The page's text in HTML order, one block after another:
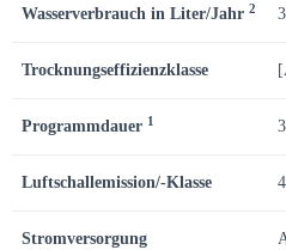
Wasserverbrauch in Liter/Jahr 2
Trocknungseffizienzklasse
Programmdauer 1
Luftschallemission/-Klasse
Stromversorgung